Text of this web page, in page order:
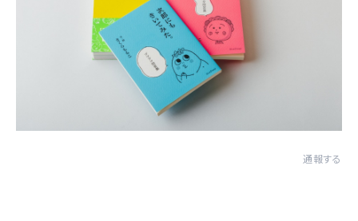
通報する